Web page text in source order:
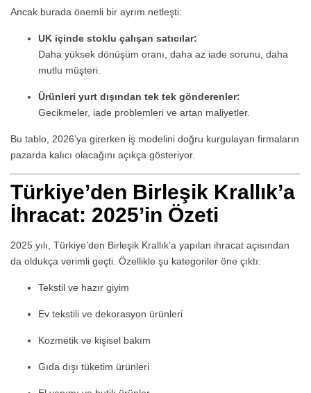
Ancak burada önemli bir ayrım netleşti:
UK içinde stoklu çalışan satıcılar:
Daha yüksek dönüşüm oranı, daha az iade sorunu, daha
mutlu müşteri.
Ürünleri yurt dışından tek tek gönderenler:
Gecikmeler, iade problemleri ve artan maliyetler.
Bu tablo, 2026’ya girerken iş modelini doğru kurgulayan firmaların
pazarda kalıcı olacağını açıkça gösteriyor.
Türkiye’den Birleşik Krallık’a
İhracat: 2025’in Özeti
2025 yılı, Türkiye’den Birleşik Krallık’a yapılan ihracat açısından
da oldukça verimli geçti. Özellikle şu kategoriler öne çıktı:
Tekstil ve hazır giyim
Ev tekstili ve dekorasyon ürünleri
Kozmetik ve kişisel bakım
Gıda dışı tüketim ürünleri